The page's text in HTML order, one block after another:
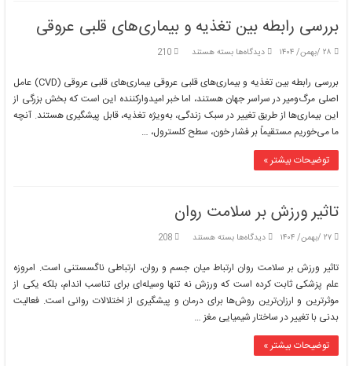
بررسی رابطه بین تغذیه و بیماری‌های قلبی عروقی
۲۸ /بهمن/ ۱۴۰۴ دیدگاه‌هابرای
رابطه
بین
تغذیه
و
بیماری‌های
بسته هستند 210
بررسی رابطه بین تغذیه و بیماری‌های قلبی عروقی بیماری‌های قلبی عروقی (CVD) عامل
اصلی مرگ‌ومیر در سراسر جهان هستند، اما خبر امیدوارکننده این است که بخش بزرگی از
این بیماری‌ها از طریق تغییر در سبک زندگی، به‌ویژه تغذیه، قابل پیشگیری هستند. آنچه
ما می‌خوریم مستقیماً بر فشار خون، سطح کلسترول، …
توضیحات بیشتر »
تاثیر ورزش بر سلامت روان
۲۷ /بهمن/ ۱۴۰۴ دیدگاه‌هابرای
ورزش
بر
سلامت
روان
بسته هستند 208
تاثیر ورزش بر سلامت روان ارتباط میان جسم و روان، ارتباطی ناگسستنی است. امروزه
علم پزشکی ثابت کرده است که ورزش نه تنها وسیله‌ای برای تناسب اندام، بلکه یکی از
موثرترین و ارزان‌ترین روش‌ها برای درمان و پیشگیری از اختلالات روانی است. فعالیت
بدنی با تغییر در ساختار شیمیایی مغز …
توضیحات بیشتر »